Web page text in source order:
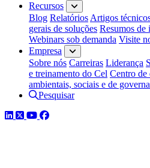
Recursos
Blog Relatórios Artigos
gerais de soluções Resumos de
Webinars sob demanda Visite
Empresa
Sobre nós Carreiras Liderança
e treinamento do Cel Centro de
ambientais, sociais e de
Pesquisar
LinkedIn
TwitterYouTube
Facebook